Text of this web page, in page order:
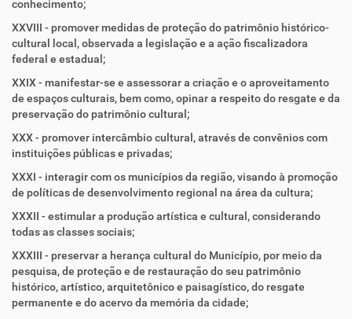
conhecimento;
XXVIII - promover medidas de proteção do patrimônio histórico-
cultural local, observada a legislação e a ação fiscalizadora
federal e estadual;
XXIX - manifestar-se e assessorar a criação e o aproveitamento
de espaços culturais, bem como, opinar a respeito do resgate e da
preservação do patrimônio cultural;
XXX - promover intercâmbio cultural, através de convênios com
instituições públicas e privadas;
XXXI - interagir com os municípios da região, visando à promoção
de políticas de desenvolvimento regional na área da cultura;
XXXII - estimular a produção artística e cultural, considerando
todas as classes sociais;
XXXIII - preservar a herança cultural do Município, por meio da
pesquisa, de proteção e de restauração do seu patrimônio
histórico, artístico, arquitetônico e paisagístico, do resgate
permanente e do acervo da memória da cidade;